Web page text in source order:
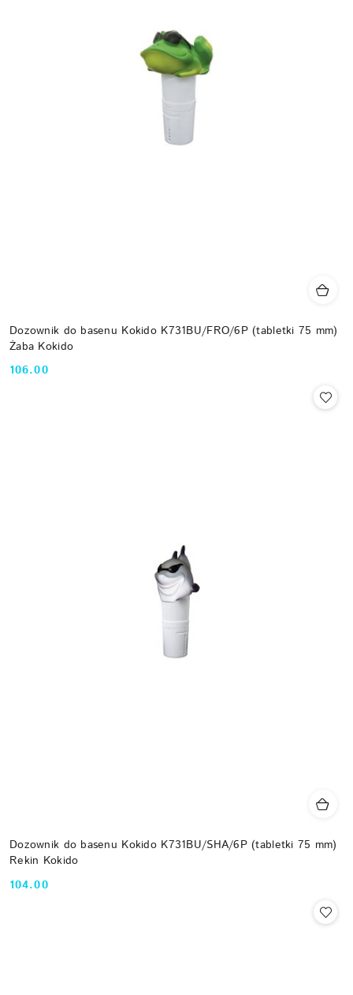
Dozownik do basenu Kokido K731BU/FRO/6P (tabletki 75 mm)
Żaba Kokido
Cena:
106.00
Dozownik do basenu Kokido K731BU/SHA/6P (tabletki 75 mm)
Rekin Kokido
Cena:
104.00